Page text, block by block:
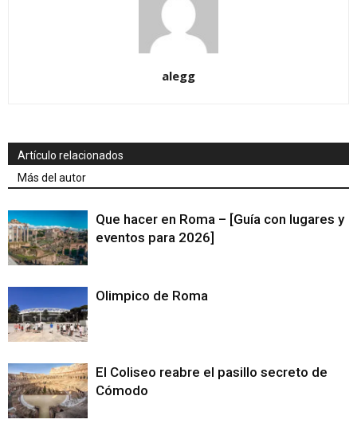
alegg
Artículo relacionados
Más del autor
Que hacer en Roma – [Guía con lugares y
eventos para 2026]
Olimpico de Roma
El Coliseo reabre el pasillo secreto de
Cómodo